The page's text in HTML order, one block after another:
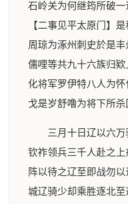
石岭关为何继筠所破
【二事见平太原门】
周琼为涿州刺史於是
儒哩等共九十六族归
化将军罗伊特八人为
戈是岁舒噜为将下所
三月十日辽以六
钦祚领兵三千人赴之
阵以待之辽至即战勿
城辽骑少却乘胜逐北